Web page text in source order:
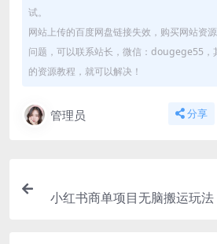
试。
网站上传的百度网盘链接失效，购买网站资
问题，可以联系站长，微信：dougege55，
的资源教程，就可以解决！
管理员 分享
小红书商单项目无脑搬运玩